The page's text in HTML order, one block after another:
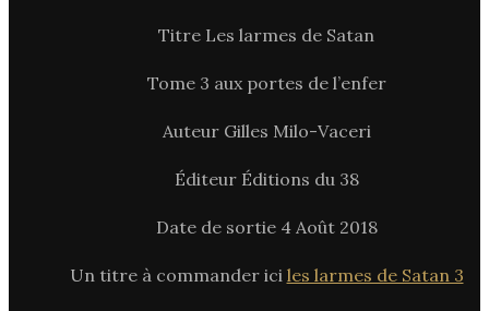
Titre Les larmes de Satan
Tome 3 aux portes de l’enfer
Auteur Gilles Milo-Vaceri
Éditeur Éditions du 38
Date de sortie 4 Août 2018
Un titre à commander ici les larmes de Satan 3